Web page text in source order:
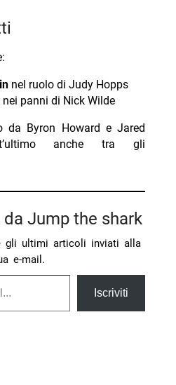
nel ruolo di Judy Hopps
nei panni di Nick Wilde
da Byron Howard e Jared
anche tra gli
da Jump the shark
gli ultimi articoli inviati alla
e-mail.
Iscriviti